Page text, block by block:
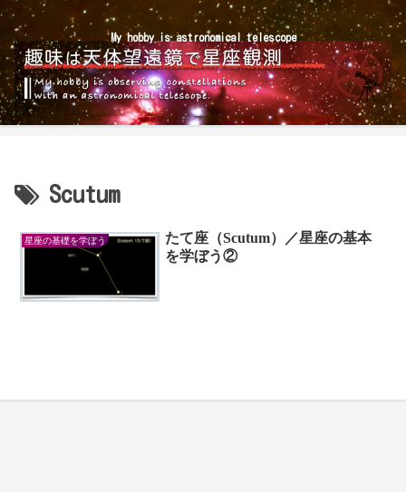
My hobby is astronomical telescope
Scutum
星座の基礎を学ぼう
たて座（Scutum）／星座の基本
を学ぼう②